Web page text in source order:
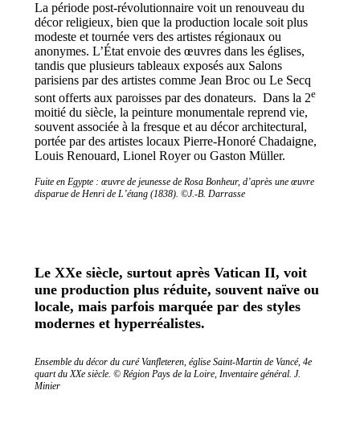
La période post-révolutionnaire voit un renouveau du
décor religieux, bien que la production locale soit plus
modeste et tournée vers des artistes régionaux ou
anonymes. L’État envoie des œuvres dans les églises,
tandis que plusieurs tableaux exposés aux Salons
parisiens par des artistes comme Jean Broc ou Le Secq
sont offerts aux paroisses par des donateurs. Dans la 2e
moitié du siècle, la peinture monumentale reprend vie,
souvent associée à la fresque et au décor architectural,
portée par des artistes locaux Pierre-Honoré Chadaigne,
Louis Renouard, Lionel Royer ou Gaston Müller.
Fuite en Egypte : œuvre de jeunesse de Rosa Bonheur, d’après une œuvre
disparue de Henri de L’étang (1838). ©J.-B. Darrasse
Le XXe siècle, surtout après Vatican II, voit
une production plus réduite, souvent naïve ou
locale, mais parfois marquée par des styles
modernes et hyperréalistes.
Ensemble du décor du curé Vanfleteren, église Saint-Martin de Vancé, 4e
quart du XXe siècle. © Région Pays de la Loire, Inventaire général. J.
Minier